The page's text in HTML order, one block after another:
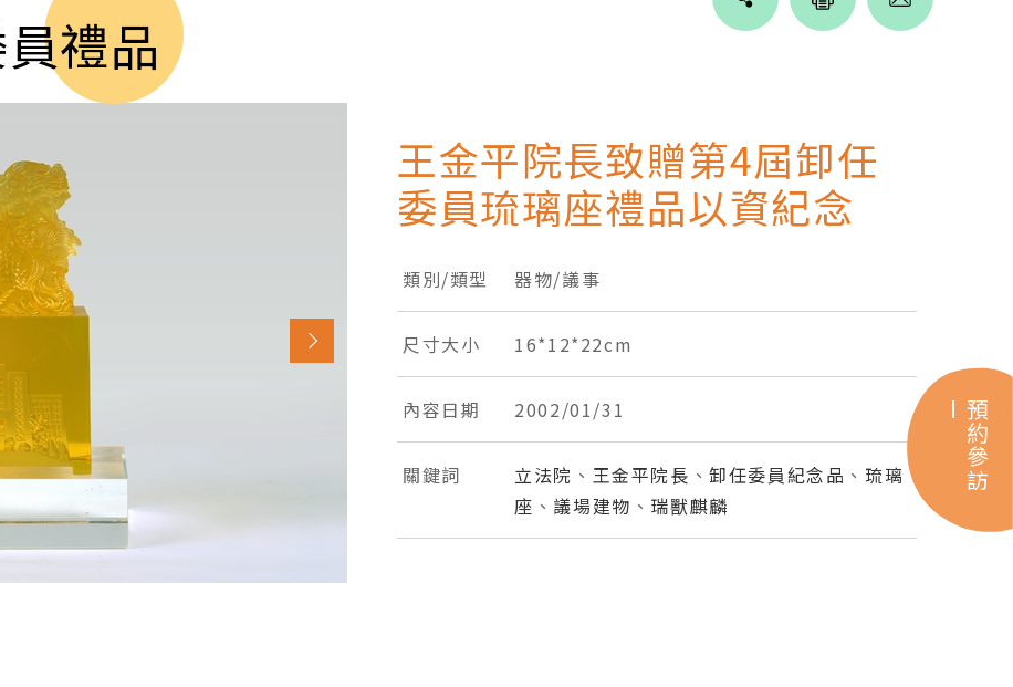
禮品
王金平院長致贈第4屆卸任
委員琉璃座禮品以資紀念
類別/類型 器物/議事
尺寸大小 16*12*22cm
內容日期 2002/01/31
關鍵詞 立法院 、 王金平院長 、卸任委員紀念品 、 琉璃
座 、 議場建物 、 瑞獸麒麟
預約參訪